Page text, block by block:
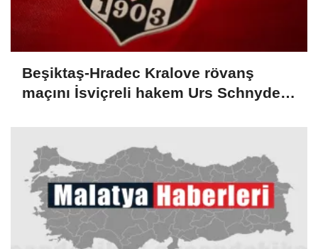
Beşiktaş-Hradec Kralove rövanş
maçını İsviçreli hakem Urs Schnyder